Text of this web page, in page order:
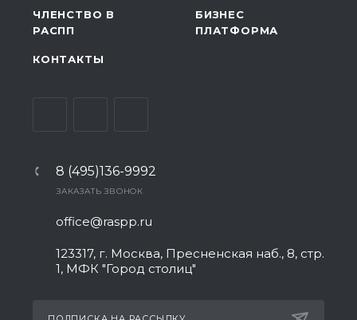
ЧЛЕНСТВО В
РАСПП
БИЗНЕС
ПЛАТФОРМА
КОНТАКТЫ
8 (495)136-9992
ЗАКАЗАТЬ ЗВОНОК
office@raspp.ru
123317, г. Москва, Пресненская наб., 8, стр.
1, МФК "Город столиц"